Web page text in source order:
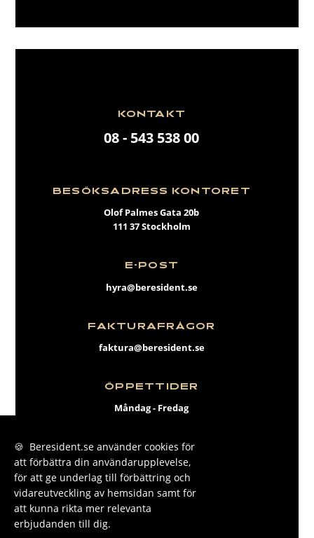
KONTAKT
08 - 543 538 00
BESÖKSADRESS KONTORET
Olof Palmes Gata 20b
111 37 Stockholm
E-POST
hyra@beresident.se
FAKTURAFRÅGOR
faktura@beresident.se
ÖPPETTIDER
Måndag - Fredag
FACEBOOK
INSTAGRAM
🍪 Beresident.se använder cookies för
att förbättra din användarupplevelse,
för att ge underlag till förbättring och
vidareutveckling av hemsidan samt för
att kunna rikta mer relevanta
erbjudanden till dig.